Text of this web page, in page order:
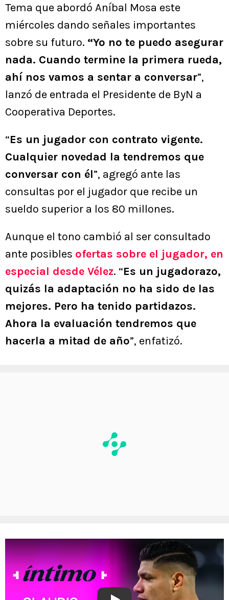
Tema que abordó Aníbal Mosa este
miércoles dando señales importantes
sobre su futuro. “Yo no te puedo asegurar
nada. Cuando termine la primera rueda,
ahí nos vamos a sentar a conversar”,
lanzó de entrada el Presidente de ByN a
Cooperativa Deportes.
“Es un jugador con contrato vigente.
Cualquier novedad la tendremos que
conversar con él”, agregó ante las
consultas por el jugador que recibe un
sueldo superior a los 80 millones.
Aunque el tono cambió al ser consultado
ante posibles ofertas sobre el jugador, en
especial desde Vélez. “Es un jugadorazo,
quizás la adaptación no ha sido de las
mejores. Pero ha tenido partidazos.
Ahora la evaluación tendremos que
hacerla a mitad de año”, enfatizó.